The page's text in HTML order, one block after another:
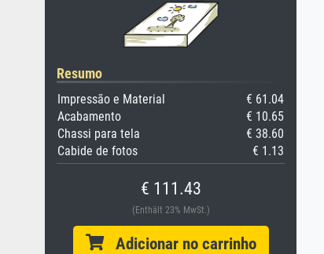
Resumo
Impressão e Material
€ 61.04
Acabamento
€ 10.65
Chassi para tela
€ 38.60
Cabide de fotos
€ 1.13
€ 111.43
(Enthält 23% MwSt.)
Adicionar no carrinho